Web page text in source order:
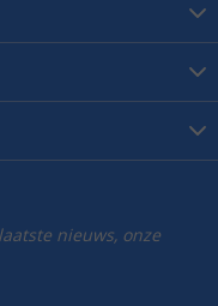
nieuws, onze